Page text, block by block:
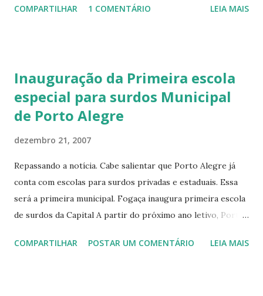
arquivos para baixar. Talvez algum arquivo das primeiras
para que o blog seja realmente útil ao maior número de
pessoas interessadas com o tema SURDEZ e Educação .
Confiram os sites relacionados, pois sempre acrescento
deixem recadinhos na caixa laranja e o Livro de visitas.
Também há uma enquete que pode ser votada! Um grande
abraço a todos, Vanessa.
COMPARTILHAR 1 COMENTÁRIO LEIA MAIS
Inauguração da Primeira escola
especial para surdos Municipal
de Porto Alegre
dezembro 21, 2007
Repassando a notícia. Cabe salientar que Porto Alegre já
conta com escolas para surdos privadas e estaduais. Essa
será a primeira municipal. Fogaça inaugura primeira escola
de surdos da Capital A partir do próximo ano letivo, Porto
surdos. Esta manhã, 20, o prefeito José Fogaça inaugurou a
COMPARTILHAR POSTAR UM COMENTÁRIO LEIA MAIS